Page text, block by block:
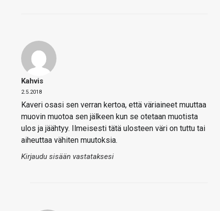
Kahvis
2.5.2018
Kaveri osasi sen verran kertoa, että väriaineet muuttaa
muovin muotoa sen jälkeen kun se otetaan muotista
ulos ja jäähtyy. Ilmeisesti tätä ulosteen väri on tuttu tai
aiheuttaa vähiten muutoksia.
Kirjaudu sisään vastataksesi